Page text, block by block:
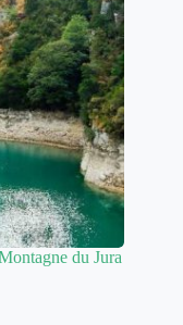
du Jura